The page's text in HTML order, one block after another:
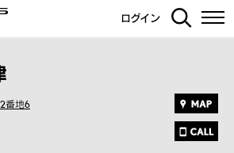
ログイン
番地6